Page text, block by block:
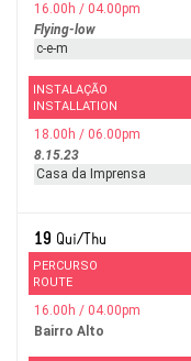
16.00h / 04.00pm
Flying-low
c-e-m
INSTALAÇÃO
INSTALLATION
18.00h / 06.00pm
8.15.23
Casa da Imprensa
19 Qui/Thu
PERCURSO
ROUTE
16.00h / 04.00pm
Bairro Alto